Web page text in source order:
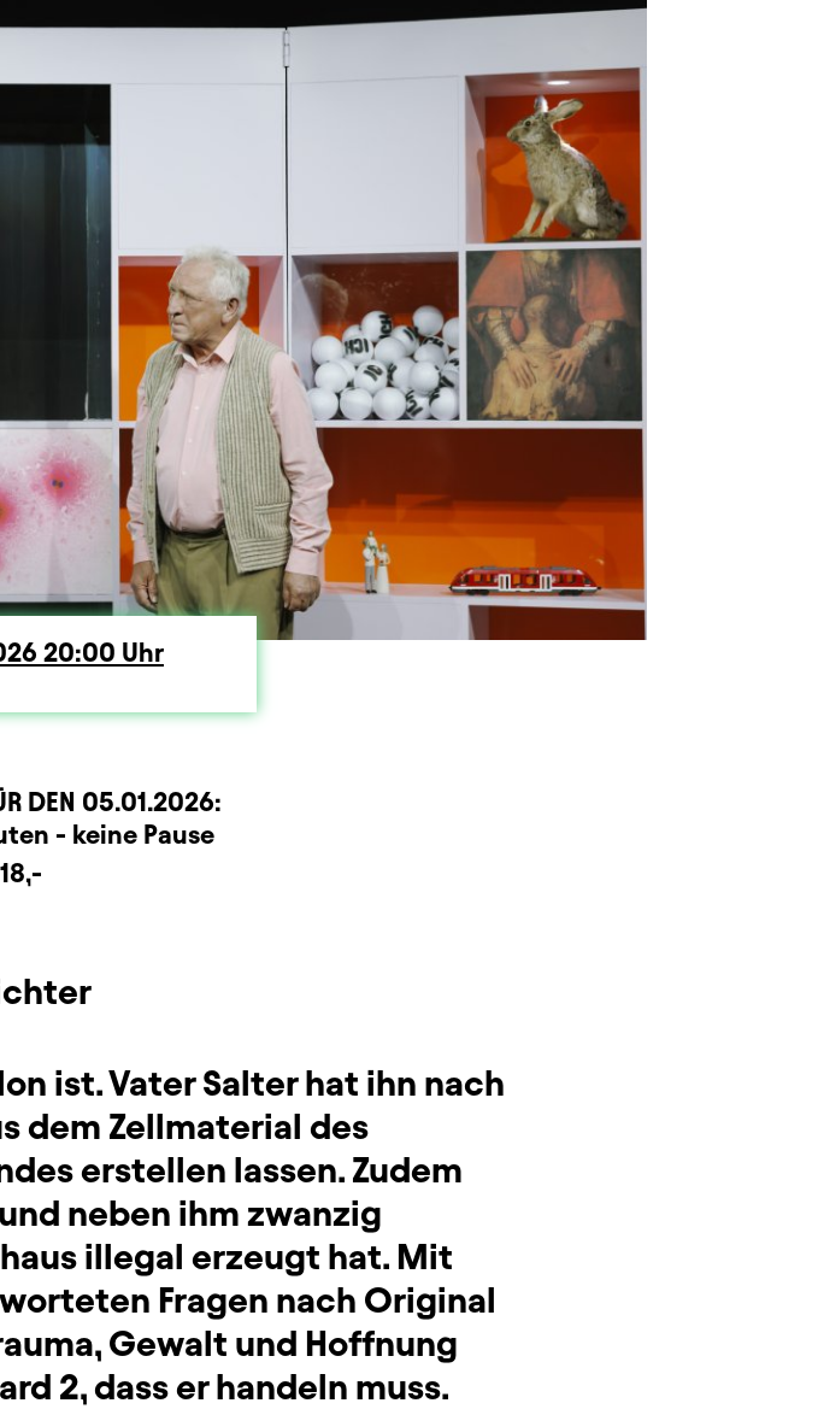
20:00 Uhr
DEN 05.01.2026:
- keine Pause
ist. Vater Salter hat ihn nach
dem Zellmaterial des
erstellen lassen. Zudem
neben ihm zwanzig
illegal erzeugt hat. Mit
Fragen nach Original
Gewalt und Hoffnung
2, dass er handeln muss.